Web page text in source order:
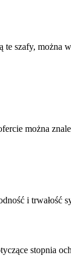
te szafy, można
można
i trwałość
stopnia